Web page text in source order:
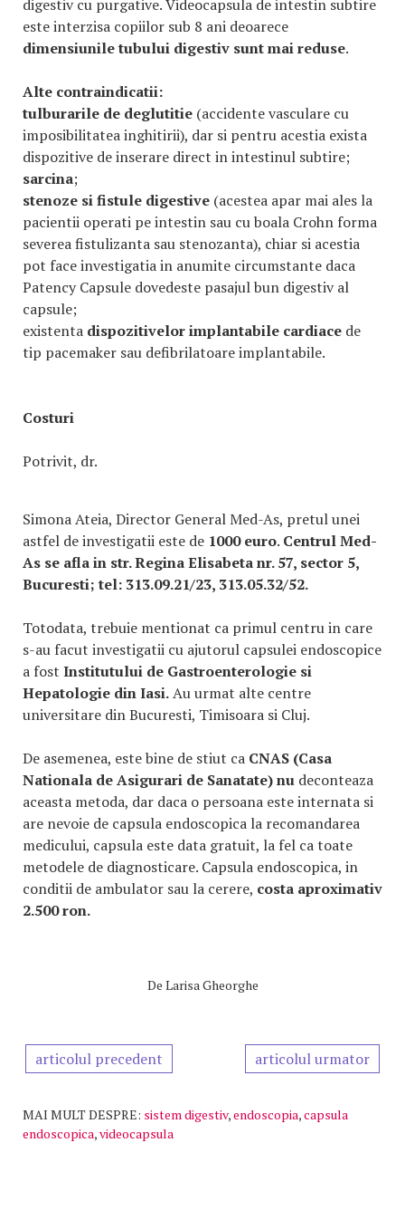
digestiv cu purgative. Videocapsula de intestin subtire
este interzisa copiilor sub 8 ani deoarece
dimensiunile tubului digestiv sunt mai reduse.
Alte contraindicatii:
tulburarile de deglutitie (accidente vasculare cu
imposibilitatea inghitirii), dar si pentru acestia exista
dispozitive de inserare direct in intestinul subtire;
sarcina;
stenoze si fistule digestive (acestea apar mai ales la
pacientii operati pe intestin sau cu boala Crohn forma
severea fistulizanta sau stenozanta), chiar si acestia
pot face investigatia in anumite circumstante daca
Patency Capsule dovedeste pasajul bun digestiv al
capsule;
existenta dispozitivelor implantabile cardiace de
tip pacemaker sau defibrilatoare implantabile.
Costuri
Potrivit, dr.
Simona Ateia, Director General Med-As, pretul unei
astfel de investigatii este de 1000 euro. Centrul Med-
As se afla in str. Regina Elisabeta nr. 57, sector 5,
Bucuresti; tel: 313.09.21/23, 313.05.32/52.
Totodata, trebuie mentionat ca primul centru in care
s-au facut investigatii cu ajutorul capsulei endoscopice
a fost Institutului de Gastroenterologie si
Hepatologie din Iasi.Au urmat alte centre
universitare din Bucuresti, Timisoara si Cluj.
De asemenea, este bine de stiut ca CNAS (Casa
Nationala de Asigurari de Sanatate) nu deconteaza
aceasta metoda, dar daca o persoana este internata si
are nevoie de capsula endoscopica la recomandarea
medicului, capsula este data gratuit, la fel ca toate
metodele de diagnosticare. Capsula endoscopica, in
conditii de ambulator sau la cerere, costa aproximativ
2.500 ron.
De Larisa Gheorghe
articolul precedent articolul urmator
MAI MULT DESPRE: sistem digestiv,endoscopia,capsula
endoscopica,videocapsula